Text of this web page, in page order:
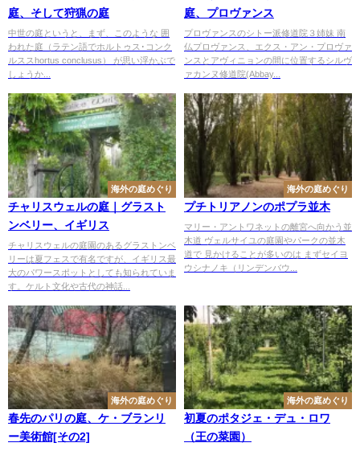
庭、そして狩猟の庭
中世の庭というと、まず、このような 囲
われた庭（ラテン語でホルトゥス･コンク
ルススhortus conclusus） が思い浮かぶで
しょうか...
庭、プロヴァンス
プロヴァンスのシトー派修道院３姉妹 南
仏プロヴァンス、エクス・アン・プロヴァ
ンスとアヴィニョンの間に位置するシルヴ
ァカンヌ修道院(Abbay...
海外の庭めぐり
チャリスウェルの庭｜グラスト
ンベリー、イギリス
チャリスウェルの庭園のあるグラストンベ
リーは夏フェスで有名ですが、イギリス最
大のパワースポットとしても知られていま
す。ケルト文化や古代の神話...
海外の庭めぐり
プチトリアノンのポプラ並木
マリー・アントワネットの離宮へ向かう並
木道 ヴェルサイユの庭園やパークの並木
道で 見かけることが多いのは まずセイヨ
ウシナノキ（リンデンバウ...
海外の庭めぐり
春先のパリの庭、ケ・ブランリ
ー美術館[その2]
海外の庭めぐり
初夏のポタジェ・デュ・ロワ
（王の菜園）